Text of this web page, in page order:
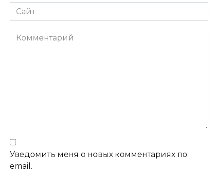
Сайт
Комментарий
Уведомить меня о новых комментариях по
email.